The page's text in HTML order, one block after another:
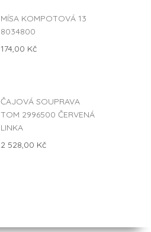
MÍSA KOMPOTOVÁ 13
8034800
174,00 Kč
ČAJOVÁ SOUPRAVA
TOM 2996500 ČERVENÁ
LINKA
2 528,00 Kč